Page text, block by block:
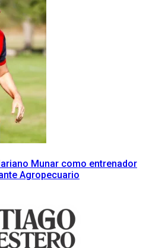
Munar como entrenador
Agropecuario